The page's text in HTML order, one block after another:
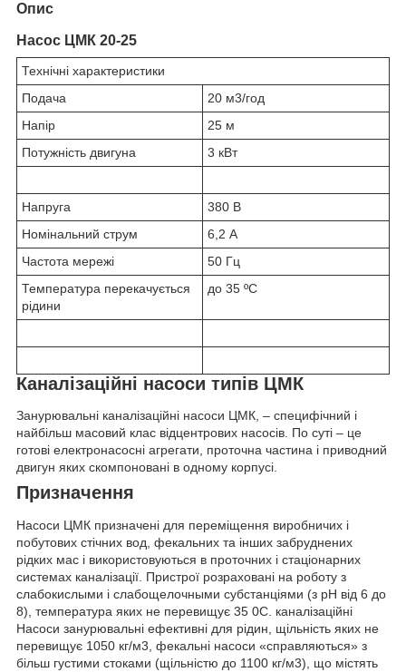
Опис
Насос ЦМК 20-25
Технічні характеристики
Подача
20 м3/год
Напір
25 м
Потужність двигуна
3 кВт
Напруга
380 В
Номінальний струм
6,2 А
Частота мережі
50 Гц
Температура перекачується
рідини
до 35 ºС
Каналізаційні насоси типів ЦМК
Занурювальні каналізаційні насоси ЦМК, – специфічний і
найбільш масовий клас відцентрових насосів. По суті – це
готові електронасосні агрегати, проточна частина і приводний
двигун яких скомпоновані в одному корпусі.
Призначення
Насоси ЦМК призначені для переміщення виробничих і
побутових стічних вод, фекальних та інших забруднених
рідких мас і використовуються в проточних і стаціонарних
системах каналізації. Пристрої розраховані на роботу з
слабокислыми і слабощелочными субстанціями (з pH від 6 до
8), температура яких не перевищує 35 0С. каналізаційні
Насоси занурювальні ефективні для рідин, щільність яких не
перевищує 1050 кг/м3 , фекальні насоси «справляються» з
більш густими стоками (щільністю до 1100 кг/м3), що містять